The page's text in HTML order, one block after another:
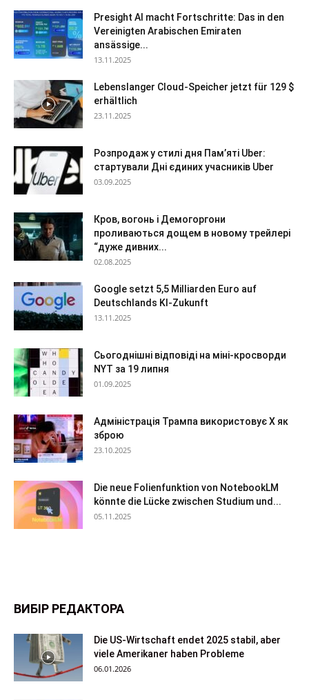
Presight AI macht Fortschritte: Das in den
Vereinigten Arabischen Emiraten
ansässige...
13.11.2025
Lebenslanger Cloud-Speicher jetzt für 129 $
erhältlich
23.11.2025
Розпродаж у стилі дня Пам’яті Uber:
стартували Дні єдиних учасників Uber
03.09.2025
Кров, вогонь і Демогоргони
проливаються дощем в новому трейлері
“дуже дивних...
02.08.2025
Google setzt 5,5 Milliarden Euro auf
Deutschlands KI-Zukunft
13.11.2025
Сьогоднішні відповіді на міні-кросворди
NYT за 19 липня
01.09.2025
Адміністрація Трампа використовує X як
зброю
23.10.2025
Die neue Folienfunktion von NotebookLM
könnte die Lücke zwischen Studium und...
05.11.2025
ВИБІР РЕДАКТОРА
Die US-Wirtschaft endet 2025 stabil, aber
viele Amerikaner haben Probleme
06.01.2026